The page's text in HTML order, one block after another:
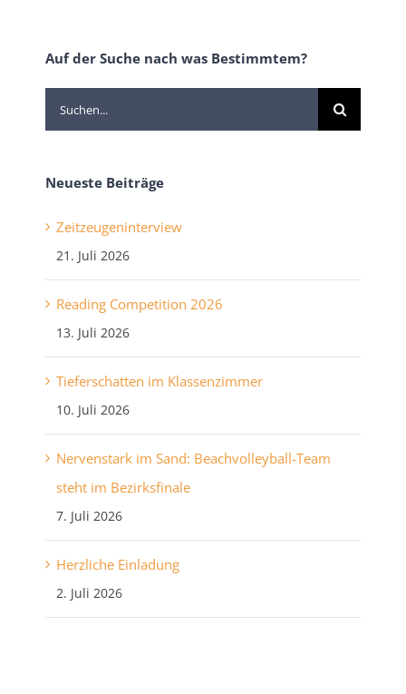
Auf der Suche nach was Bestimmtem?
Suche
nach:
Neueste Beiträge
Zeitzeugeninterview
21. Juli 2026
Reading Competition 2026
13. Juli 2026
Tieferschatten im Klassenzimmer
10. Juli 2026
Nervenstark im Sand: Beachvolleyball-Team
steht im Bezirksfinale
7. Juli 2026
Herzliche Einladung
2. Juli 2026